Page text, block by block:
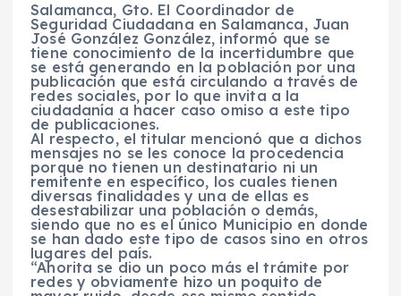
Salamanca, Gto. El Coordinador de
Seguridad Ciudadana en Salamanca, Juan
José González González, informó que se
tiene conocimiento de la incertidumbre que
se está generando en la población por una
publicación que está circulando a través de
redes sociales, por lo que invita a la
ciudadanía a hacer caso omiso a este tipo
de publicaciones.
Al respecto, el titular mencionó que a dichos
mensajes no se les conoce la procedencia
porque no tienen un destinatario ni un
remitente en específico, los cuales tienen
diversas finalidades y una de ellas es
desestabilizar una población o demás,
siendo que no es el único Municipio en donde
se han dado este tipo de casos sino en otros
lugares del país.
“Ahorita se dio un poco más el trámite por
redes y obviamente hizo un poquito de